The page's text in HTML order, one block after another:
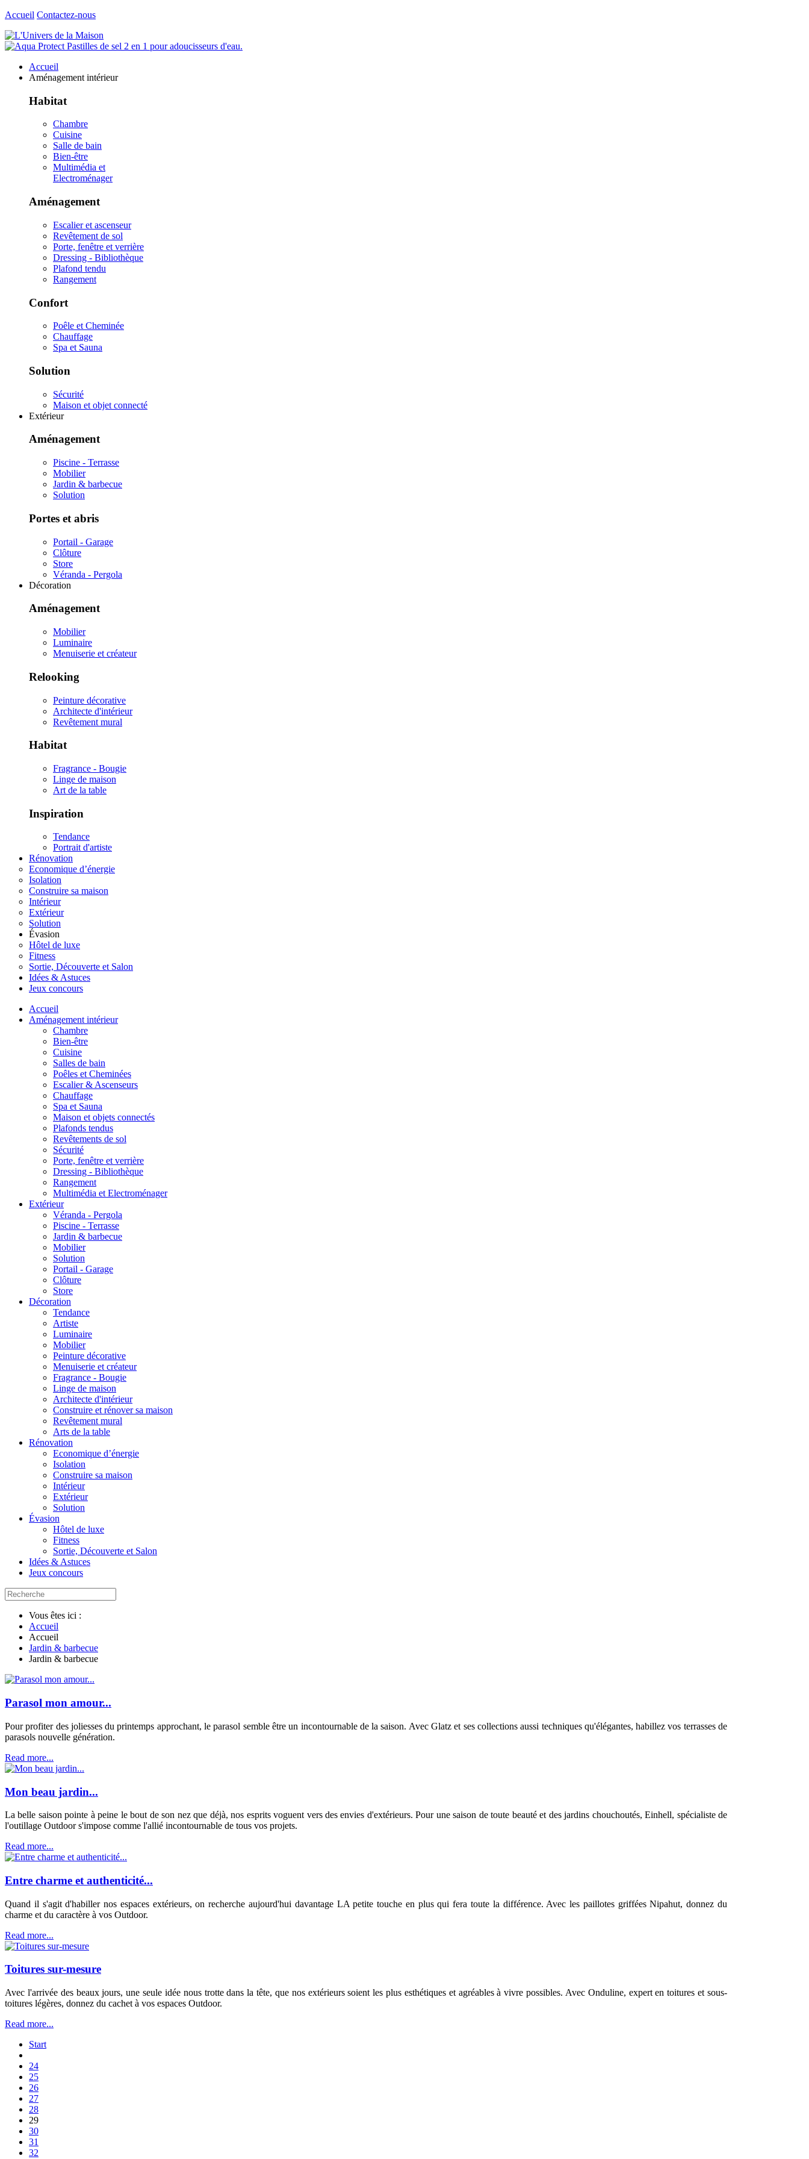
Accueil Contactez-nous
Accueil
Aménagement intérieur
Habitat
Chambre
Cuisine
Salle de bain
Bien-être
Multimédia et
Electroménager
Aménagement
Escalier et ascenseur
Revêtement de sol
Porte, fenêtre et verrière
Dressing - Bibliothèque
Plafond tendu
Rangement
Confort
Poêle et Cheminée
Chauffage
Spa et Sauna
Solution
Sécurité
Maison et objet connecté
Extérieur
Aménagement
Piscine - Terrasse
Mobilier
Jardin & barbecue
Solution
Portes et abris
Portail - Garage
Clôture
Store
Véranda - Pergola
Décoration
Aménagement
Mobilier
Luminaire
Menuiserie et créateur
Relooking
Peinture décorative
Architecte d'intérieur
Revêtement mural
Habitat
Fragrance - Bougie
Linge de maison
Art de la table
Inspiration
Tendance
Portrait d'artiste
Rénovation
Economique d’énergie
Isolation
Construire sa maison
Intérieur
Extérieur
Solution
Évasion
Hôtel de luxe
Fitness
Sortie, Découverte et Salon
Idées & Astuces
Jeux concours
Accueil
Aménagement intérieur
Chambre
Bien-être
Cuisine
Salles de bain
Poêles et Cheminées
Escalier & Ascenseurs
Chauffage
Spa et Sauna
Maison et objets connectés
Plafonds tendus
Revêtements de sol
Sécurité
Porte, fenêtre et verrière
Dressing - Bibliothèque
Rangement
Multimédia et Electroménager
Extérieur
Véranda - Pergola
Piscine - Terrasse
Jardin & barbecue
Mobilier
Solution
Portail - Garage
Clôture
Store
Décoration
Tendance
Artiste
Luminaire
Mobilier
Peinture décorative
Menuiserie et créateur
Fragrance - Bougie
Linge de maison
Architecte d'intérieur
Construire et rénover sa maison
Revêtement mural
Arts de la table
Rénovation
Economique d’énergie
Isolation
Construire sa maison
Intérieur
Extérieur
Solution
Évasion
Hôtel de luxe
Fitness
Sortie, Découverte et Salon
Idées & Astuces
Jeux concours
Vous êtes ici :
Accueil
Accueil
Jardin & barbecue
Jardin & barbecue
Parasol mon amour...
Pour profiter des joliesses du printemps approchant, le parasol semble être un incontournable de la saison. Avec Glatz et ses collections aussi techniques qu'élégantes, habillez vos terrasses de
parasols nouvelle génération.
Read more...
Mon beau jardin...
La belle saison pointe à peine le bout de son nez que déjà, nos esprits voguent vers des envies d'extérieurs. Pour une saison de toute beauté et des jardins chouchoutés, Einhell, spécialiste de
l'outillage Outdoor s'impose comme l'allié incontournable de tous vos projets.
Read more...
Entre charme et authenticité...
Quand il s'agit d'habiller nos espaces extérieurs, on recherche aujourd'hui davantage LA petite touche en plus qui fera toute la différence. Avec les paillotes griffées Nipahut, donnez du
charme et du caractère à vos Outdoor.
Read more...
Toitures sur-mesure
Avec l'arrivée des beaux jours, une seule idée nous trotte dans la tête, que nos extérieurs soient les plus esthétiques et agréables à vivre possibles. Avec Onduline, expert en toitures et sous-
toitures légères, donnez du cachet à vos espaces Outdoor.
Read more...
Start
24
25
26
27
28
29
30
31
32